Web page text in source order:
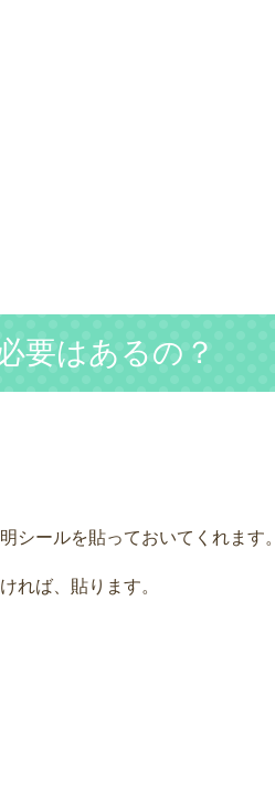
要はあるの？
シールを貼っておいてくれます。
れば、貼ります。